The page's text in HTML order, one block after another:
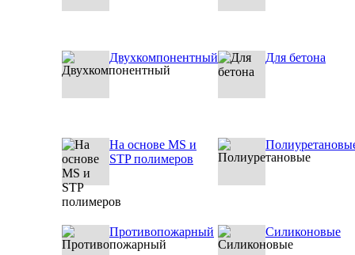
Двухкомпонентный Для бетона
На основе MS и
STP полимеров
Противопожарный Силиконовые